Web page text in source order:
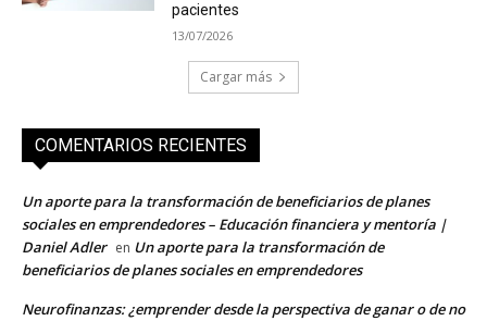
pacientes
13/07/2026
Cargar más
COMENTARIOS RECIENTES
Un aporte para la transformación de beneficiarios de planes
sociales en emprendedores – Educación financiera y mentoría |
Daniel Adler en Un aporte para la transformación de
beneficiarios de planes sociales en emprendedores
Neurofinanzas: ¿emprender desde la perspectiva de ganar o de no